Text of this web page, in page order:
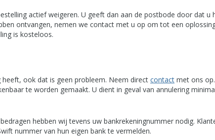
actief weigeren. U geeft dan aan de postbode door dat u
ontvangen, nemen we contact met u op om tot een
is kosteloos.
ook dat is geen probleem. Neem direct contact met ons
te worden gemaakt. U dient in geval van annulering
hebben wij tevens uw bankrekeningnummer nodig.
nummer van hun eigen bank te vermelden.